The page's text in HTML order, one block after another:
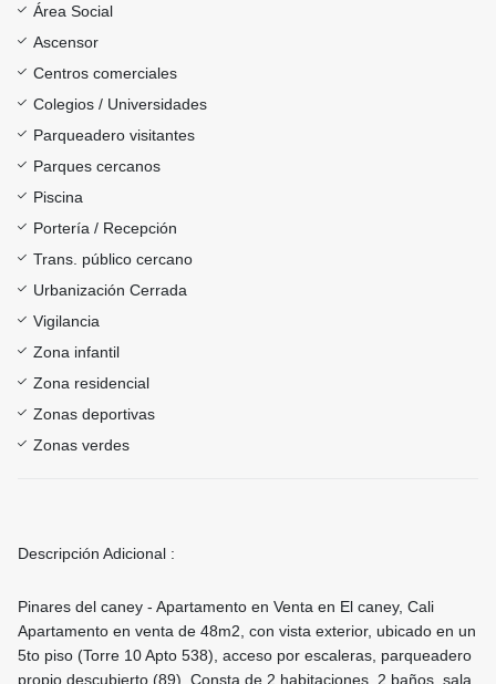
Área Social
Ascensor
Centros comerciales
Colegios / Universidades
Parqueadero visitantes
Parques cercanos
Piscina
Portería / Recepción
Trans. público cercano
Urbanización Cerrada
Vigilancia
Zona infantil
Zona residencial
Zonas deportivas
Zonas verdes
Descripción Adicional :
Pinares del caney - Apartamento en Venta en El caney, Cali
Apartamento en venta de 48m2, con vista exterior, ubicado en un
5to piso (Torre 10 Apto 538), acceso por escaleras, parqueadero
propio descubierto (89). Consta de 2 habitaciones, 2 baños, sala